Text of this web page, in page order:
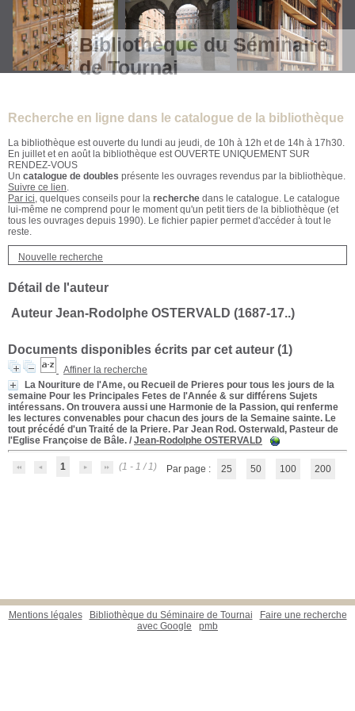
Bibliothèque du Séminaire
de Tournai
Recherche en ligne dans le catalogue de la bibliothèque
La bibliothèque est ouverte du lundi au jeudi, de 10h à 12h et de 14h à 17h30.
En juillet et en août la bibliothèque est OUVERTE UNIQUEMENT SUR
RENDEZ-VOUS
Un catalogue de doubles présente les ouvrages revendus par la bibliothèque.
Suivre ce lien.
Par ici, quelques conseils pour la recherche dans le catalogue. Le catalogue
lui-même ne comprend pour le moment qu'un petit tiers de la bibliothèque (et
tous les ouvrages depuis 1990). Le fichier papier permet d'accéder à tout le
reste.
Nouvelle recherche
Détail de l'auteur
Auteur Jean-Rodolphe OSTERVALD (1687-17..)
Documents disponibles écrits par cet auteur (1)
Affiner la recherche
La Nouriture de l'Ame, ou Recueil de Prieres pour tous les jours de la
semaine Pour les Principales Fetes de l'Année & sur différens Sujets
intéressans. On trouvera aussi une Harmonie de la Passion, qui renferme
les lectures convenables pour chacun des jours de la Semaine sainte. Le
tout précédé d'un Traité de la Priere. Par Jean Rod. Osterwald, Pasteur de
l'Eglise Françoise de Bâle. / Jean-Rodolphe OSTERVALD
1 (1 - 1 / 1) Par page : 25 50 100 200
Mentions légales Bibliothèque du Séminaire de Tournai
Faire une recherche
avec Google
pmb